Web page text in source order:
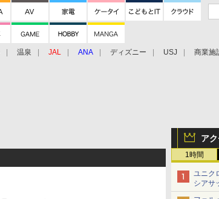
温泉 JAL ANA ディズニー USJ 商業施
ア
1時間
ユニク
シアサ
ショー